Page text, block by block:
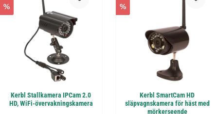
%
Kerbl Stallkamera IPCam 2.0
HD, WiFi-övervakningskamera
%
Kerbl SmartCam HD
släpvagnskamera för häst med
mörkerseende